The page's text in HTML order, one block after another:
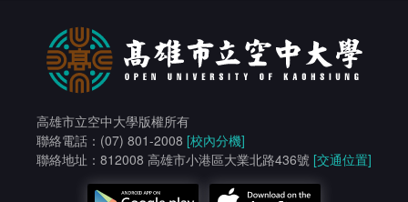
高雄市立空中大學版權所有
聯絡電話：(07) 801-2008 [校內分機]
聯絡地址：812008 高雄市小港區大業北路436號 [交通位置]